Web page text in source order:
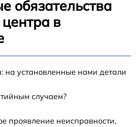
обязательства
в
на установленные нами детали
случаем?
проявление неисправности,